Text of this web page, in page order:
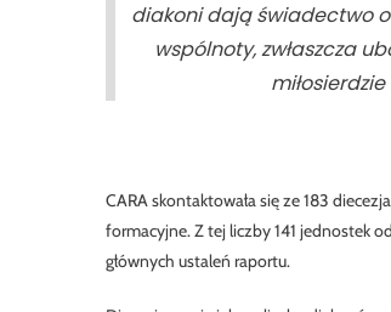
diakoni dają świadectwo
wspólnoty, zwłaszcza
CARA skontaktowała się ze 183
formacyjne. Z tej liczby 141 jednostek
głównych ustaleń raportu.